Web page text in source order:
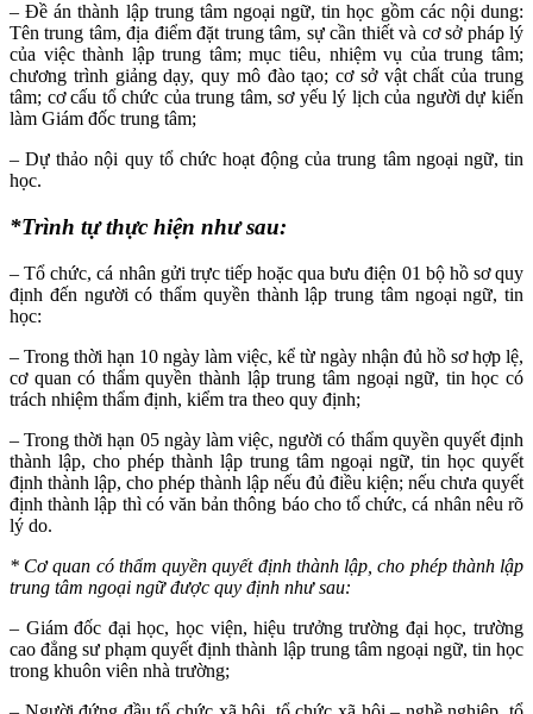
– Đề án thành lập trung tâm ngoại ngữ, tin học gồm các nội dung:
Tên trung tâm, địa điểm đặt trung tâm, sự cần thiết và cơ sở pháp lý
của việc thành lập trung tâm; mục tiêu, nhiệm vụ của trung tâm;
chương trình giảng dạy, quy mô đào tạo; cơ sở vật chất của trung
tâm; cơ cấu tổ chức của trung tâm, sơ yếu lý lịch của người dự kiến
làm Giám đốc trung tâm;
– Dự thảo nội quy tổ chức hoạt động của trung tâm ngoại ngữ, tin
học.
*Trình tự thực hiện như sau:
– Tổ chức, cá nhân gửi trực tiếp hoặc qua bưu điện 01 bộ hồ sơ quy
định đến người có thẩm quyền thành lập trung tâm ngoại ngữ, tin
học:
– Trong thời hạn 10 ngày làm việc, kể từ ngày nhận đủ hồ sơ hợp lệ,
cơ quan có thẩm quyền thành lập trung tâm ngoại ngữ, tin học có
trách nhiệm thẩm định, kiểm tra theo quy định;
– Trong thời hạn 05 ngày làm việc, người có thẩm quyền quyết định
thành lập, cho phép thành lập trung tâm ngoại ngữ, tin học quyết
định thành lập, cho phép thành lập nếu đủ điều kiện; nếu chưa quyết
định thành lập thì có văn bản thông báo cho tổ chức, cá nhân nêu rõ
lý do.
* Cơ quan có thẩm quyền quyết định thành lập, cho phép thành lập
trung tâm ngoại ngữ được quy định như sau:
– Giám đốc đại học, học viện, hiệu trưởng trường đại học, trường
cao đẳng sư phạm quyết định thành lập trung tâm ngoại ngữ, tin học
trong khuôn viên nhà trường;